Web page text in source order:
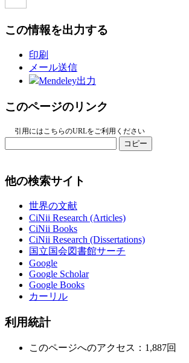
この情報を出力する
印刷
メール送信
Mendeley出力
このページのリンク
引用にはこちらのURLをご利用ください
コピー
他の検索サイト
世界の文献
CiNii Research (Articles)
CiNii Books
CiNii Research (Dissertations)
国立国会図書館サーチ
Google
Google Scholar
Google Books
カーリル
利用統計
このページへのアクセス：1,887回